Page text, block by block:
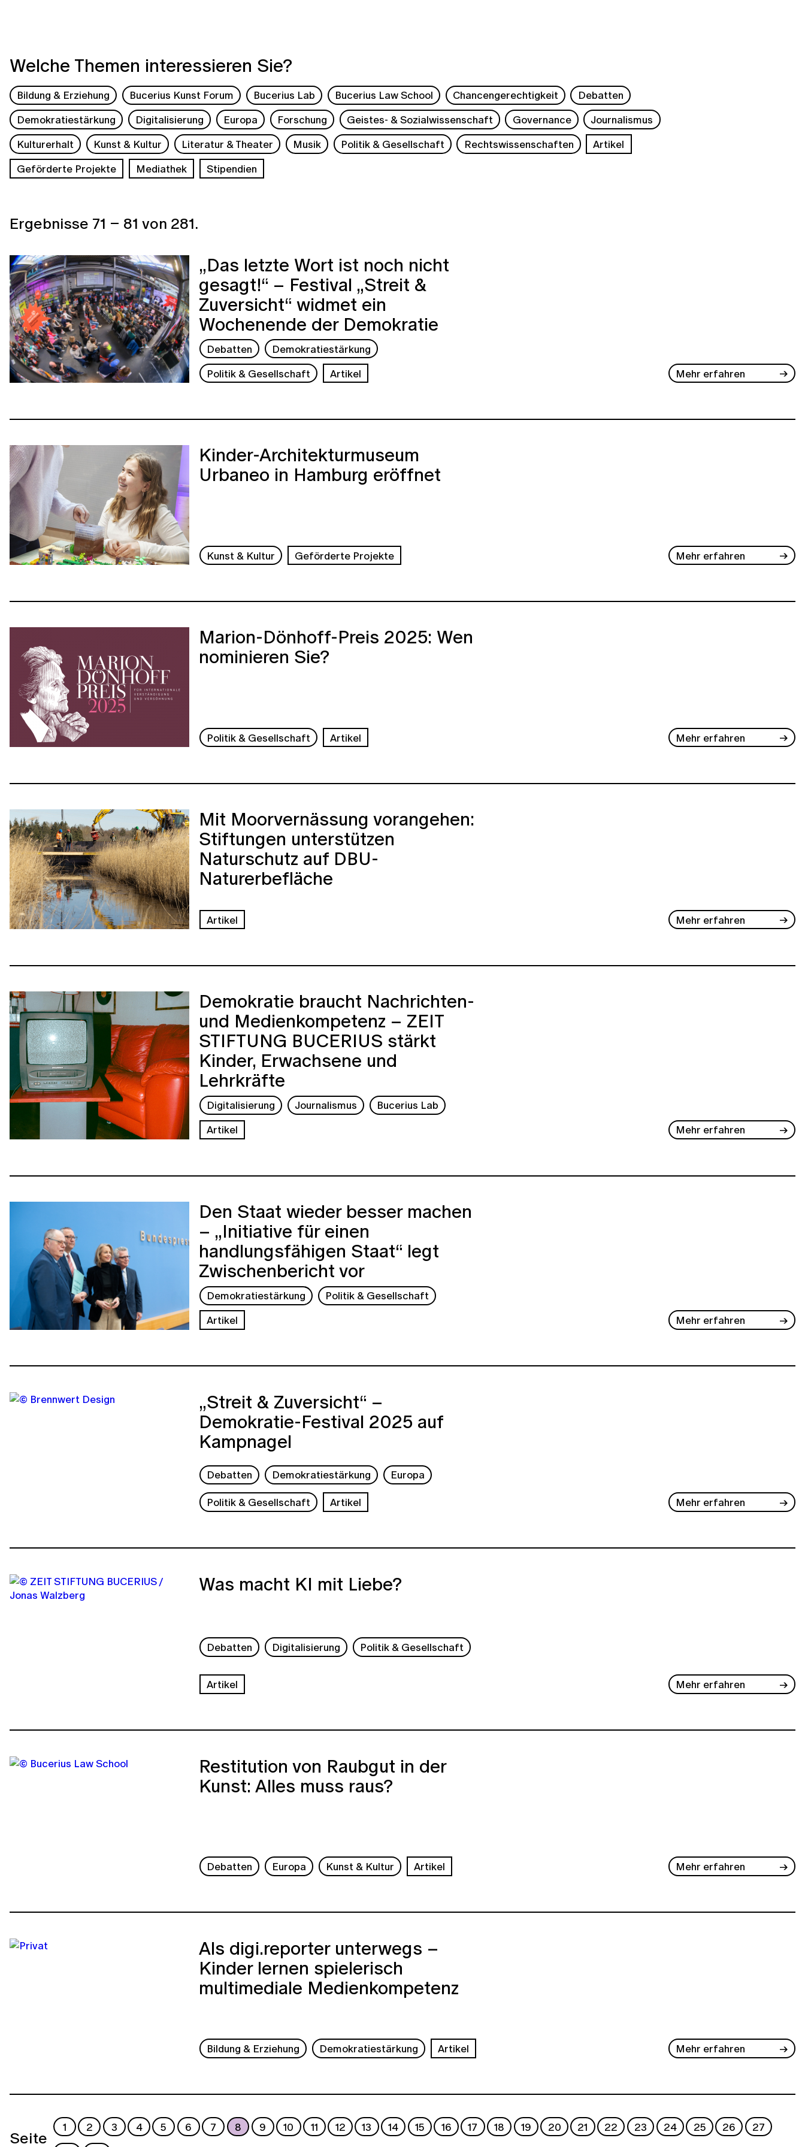
Welche Themen interessieren Sie?
Bildung & Erziehung Bucerius Kunst Forum Bucerius Lab Bucerius Law School Chancengerechtigkeit
Debatten
Demokratiestärkung
Digitalisierung Europa Forschung Geistes- & Sozialwissenschaft Governance
Journalismus
Kulturerhalt
Kunst & Kultur Literatur & Theater Musik Politik & Gesellschaft Rechtswissenschaften
Artikel
Geförderte Projekte
Mediathek Stipendien
Ergebnisse 71 – 81 von 281.
„Das letzte Wort ist noch nicht
gesagt!“ – Festival „Streit &
Zuversicht“ widmet ein
Wochenende der Demokratie
Debatten
Demokratiestärkung
Politik & Gesellschaft
Artikel Mehr erfahren
Kinder-Architekturmuseum
Urbaneo in Hamburg eröffnet
Kunst & Kultur Geförderte Projekte Mehr erfahren
Marion-Dönhoff-Preis 2025: Wen
nominieren Sie?
Politik & Gesellschaft Artikel Mehr erfahren
Mit Moorvernässung vorangehen:
Stiftungen unterstützen
Naturschutz auf DBU-
Naturerbefläche
Artikel Mehr erfahren
Demokratie braucht Nachrichten-
und Medienkompetenz – ZEIT
STIFTUNG BUCERIUS stärkt
Kinder, Erwachsene und
Lehrkräfte
Digitalisierung Journalismus
Bucerius Lab
Artikel
Mehr erfahren
Den Staat wieder besser machen
– „Initiative für einen
handlungsfähigen Staat“ legt
Zwischenbericht vor
Demokratiestärkung
Politik & Gesellschaft
Artikel
Mehr erfahren
„Streit & Zuversicht“ –
Demokratie-Festival 2025 auf
Kampnagel
Debatten Demokratiestärkung
Europa
Politik & Gesellschaft
Artikel Mehr erfahren
Was macht KI mit Liebe?
Debatten Digitalisierung Politik & Gesellschaft
Artikel Mehr erfahren
Restitution von Raubgut in der
Kunst: Alles muss raus?
Debatten Europa Kunst & Kultur Artikel Mehr erfahren
Als digi.reporter unterwegs –
Kinder lernen spielerisch
multimediale Medienkompetenz
Bildung & Erziehung Demokratiestärkung Artikel Mehr erfahren
Seite 1 2 3 4 5 6 7 8 9 10 11 12 13 14 15 16 17 18 19 20 21 22 23 24 25 26
27